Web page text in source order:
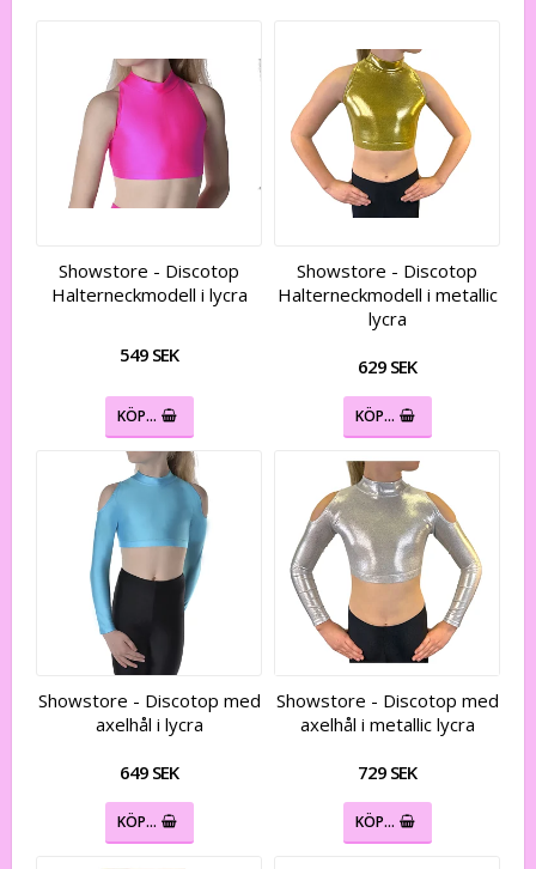
Showstore - Discotop
Halterneckmodell i lycra
549 SEK
KÖP…
Showstore - Discotop
Halterneckmodell i metallic
lycra
629 SEK
KÖP…
Showstore - Discotop med
axelhål i lycra
649 SEK
KÖP…
Showstore - Discotop med
axelhål i metallic lycra
729 SEK
KÖP…